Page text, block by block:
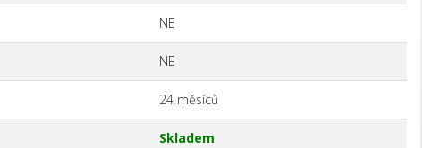
NE
NE
24 měsíců
Skladem